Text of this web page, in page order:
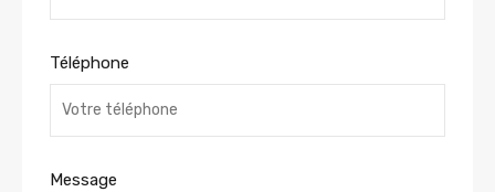
Téléphone
Message